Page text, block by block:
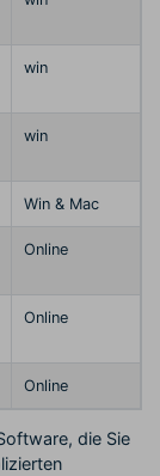
win
win
Win & Mac
Online
Online
Online
die Sie